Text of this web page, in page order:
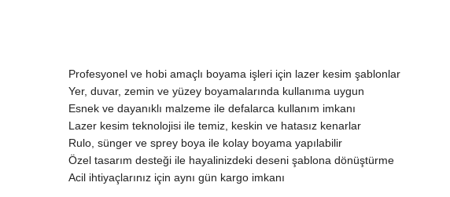
Profesyonel ve hobi amaçlı boyama işleri için lazer kesim şablonlar
Yer, duvar, zemin ve yüzey boyamalarında kullanıma uygun
Esnek ve dayanıklı malzeme ile defalarca kullanım imkanı
Lazer kesim teknolojisi ile temiz, keskin ve hatasız kenarlar
Rulo, sünger ve sprey boya ile kolay boyama yapılabilir
Özel tasarım desteği ile hayalinizdeki deseni şablona dönüştürme
Acil ihtiyaçlarınız için aynı gün kargo imkanı